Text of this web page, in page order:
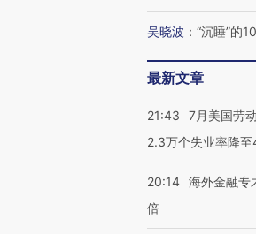
吴晓波 ： “沉睡”的
最新文章
21:43
7月美国劳
2.3万个失业率降至
20:14 海外金融专
倍